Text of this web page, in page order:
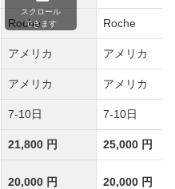
Roche Roche
アメリカ アメリカ
アメリカ アメリカ
7-10日 7-10日
21,800 円 25,000 円
20,000 円 20,000 円
スクロール
できます